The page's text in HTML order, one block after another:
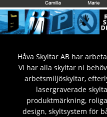
Håva Skyltar AB har
Vi har alla skyltar ni
arbetsmiljöskyltar,
lasergraverade
produktmärkning,
design, skyltsystem för